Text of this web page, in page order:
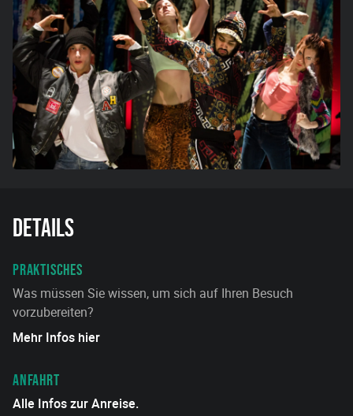
Details
PRAKTISCHES
Was müssen Sie wissen, um sich auf Ihren Besuch
vorzubereiten?
Mehr Infos hier
ANFAHRT
Alle Infos zur Anreise.